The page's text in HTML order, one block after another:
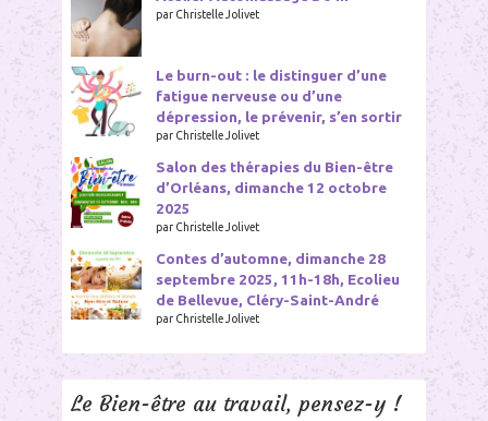
par Christelle Jolivet
Le burn-out : le distinguer d’une
fatigue nerveuse ou d’une
dépression, le prévenir, s’en sortir
par Christelle Jolivet
Salon des thérapies du Bien-être
d’Orléans, dimanche 12 octobre
2025
par Christelle Jolivet
Contes d’automne, dimanche 28
septembre 2025, 11h-18h, Ecolieu
de Bellevue, Cléry-Saint-André
par Christelle Jolivet
Le Bien-être au travail, pensez-y !